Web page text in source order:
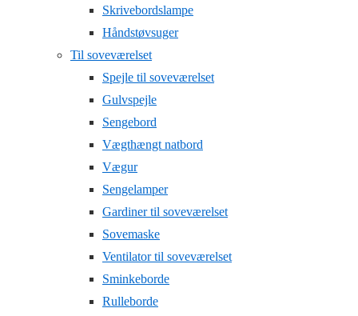
Skrivebordslampe
Håndstøvsuger
Til soveværelset
Spejle til soveværelset
Gulvspejle
Sengebord
Vægthængt natbord
Vægur
Sengelamper
Gardiner til soveværelset
Sovemaske
Ventilator til soveværelset
Sminkeborde
Rulleborde